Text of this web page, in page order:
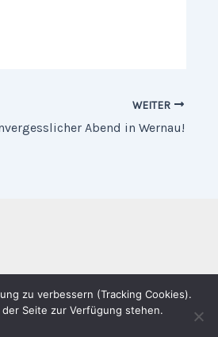
WEITER
Abend in Wernau!
zu verbessern (Tracking Cookies).
Seite zur Verfügung stehen.